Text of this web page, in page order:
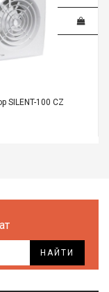
SILENT-100 CZ
НАЙТИ